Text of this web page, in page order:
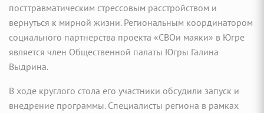
посттравматическим стрессовым расстройством и
вернуться к мирной жизни. Региональным координатором
социального партнерства проекта «СВОи маяки» в Югре
является член Общественной палаты Югры Галина
Выдрина.
В ходе круглого стола его участники обсудили запуск и
внедрение программы. Специалисты региона в рамках